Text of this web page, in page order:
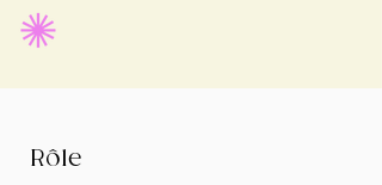
Rôle